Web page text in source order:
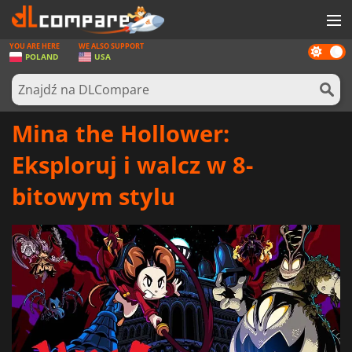
GRY
KARTY DO GIER
OPROGRAMOWANIE
SPRZĘT KOMPUTEROWY
AKTUALNOŚCI
ZALOGUJ SIĘ LUB ZAREJESTRUJ
Dark
mode
YOU ARE HERE
POLAND
WE ALSO SUPPORT
USA
Mina the Hollower:
Eksploruj i walcz w 8-
bitowym stylu